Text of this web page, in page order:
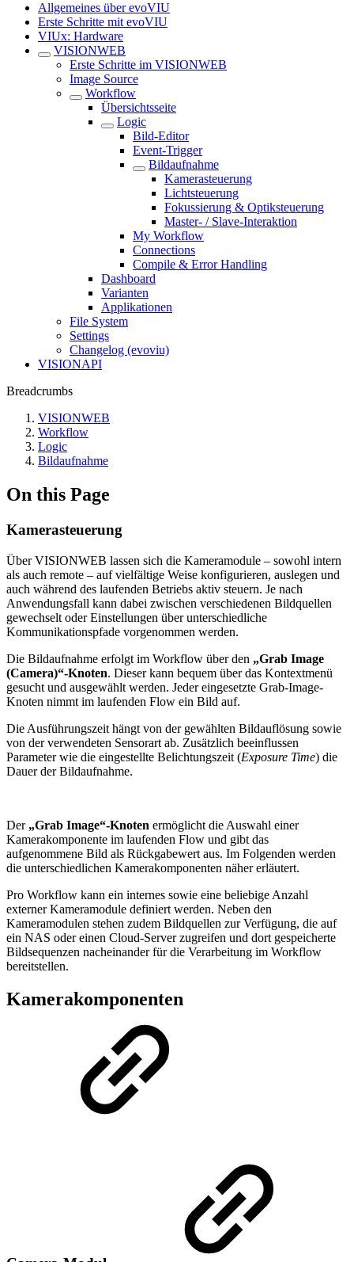
Allgemeines über evoVIU
Erste Schritte mit evoVIU
VIUx: Hardware
VISIONWEB
Erste Schritte im VISIONWEB
Image Source
Workflow
Übersichtsseite
Logic
Bild-Editor
Event-Trigger
Bildaufnahme
Kamerasteuerung
Lichtsteuerung
Fokussierung & Optiksteuerung
Master- / Slave-Interaktion
My Workflow
Connections
Compile & Error Handling
Dashboard
Varianten
Applikationen
File System
Settings
Changelog (evoviu)
VISIONAPI
Breadcrumbs
VISIONWEB
Workflow
Logic
Bildaufnahme
On this Page
Kamerasteuerung
Über VISIONWEB lassen sich die Kameramodule – sowohl intern
als auch remote – auf vielfältige Weise konfigurieren, auslegen und
auch während des laufenden Betriebs aktiv steuern. Je nach
Anwendungsfall kann dabei zwischen verschiedenen Bildquellen
gewechselt oder Einstellungen über unterschiedliche
Kommunikationspfade vorgenommen werden.
Die Bildaufnahme erfolgt im Workflow über den „Grab Image
(Camera)“-Knoten. Dieser kann bequem über das Kontextmenü
gesucht und ausgewählt werden. Jeder eingesetzte Grab-Image-
Knoten nimmt im laufenden Flow ein Bild auf.
Die Ausführungszeit hängt von der gewählten Bildauflösung sowie
von der verwendeten Sensorart ab. Zusätzlich beeinflussen
Parameter wie die eingestellte Belichtungszeit (Exposure Time) die
Dauer der Bildaufnahme.
Der „Grab Image“-Knoten ermöglicht die Auswahl einer
Kamerakomponente im laufenden Flow und gibt das
aufgenommene Bild als Rückgabewert aus. Im Folgenden werden
die unterschiedlichen Kamerakomponenten näher erläutert.
Pro Workflow kann ein internes sowie eine beliebige Anzahl
externer Kameramodule definiert werden. Neben den
Kameramodulen stehen zudem Bildquellen zur Verfügung, die auf
ein NAS oder einen Cloud-Server zugreifen und dort gespeicherte
Bildsequenzen nacheinander für die Verarbeitung im Workflow
bereitstellen.
Kamerakomponenten